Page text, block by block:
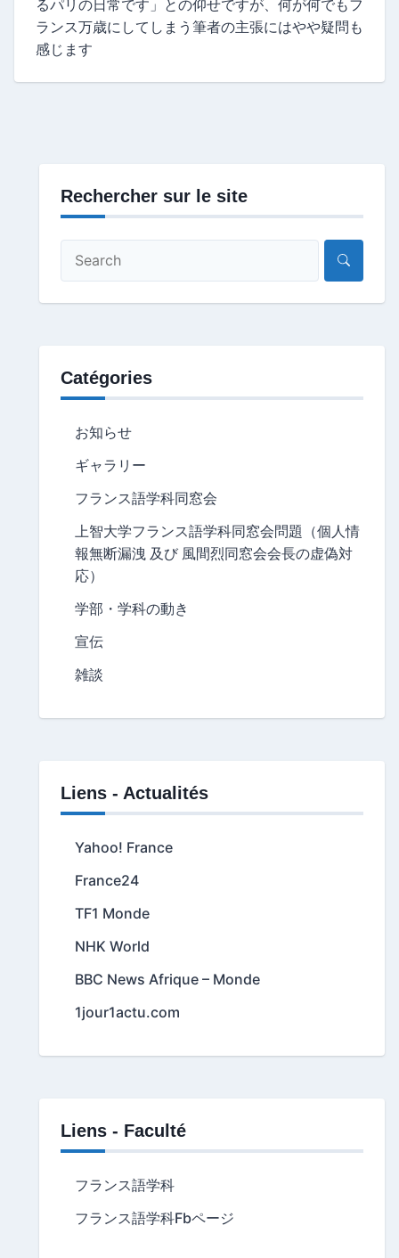
るパリの日常です」との仰せですが、何が何でもフ
ランス万歳にしてしまう筆者の主張にはやや疑問も
感じます
Rechercher sur le site
Catégories
お知らせ
ギャラリー
フランス語学科同窓会
上智大学フランス語学科同窓会問題（個人情
報無断漏洩 及び 風間烈同窓会会長の虚偽対
応）
学部・学科の動き
宣伝
雑談
Liens - Actualités
Yahoo! France
France24
TF1 Monde
NHK World
BBC News Afrique – Monde
1jour1actu.com
Liens - Faculté
フランス語学科
フランス語学科Fbページ